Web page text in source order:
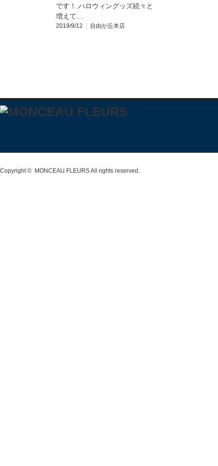
です！.ハロウィングッズ続々と
増えて…
2019/9/12 自由が丘本店
Copyright © MONCEAU FLEURSAll rights reserved.